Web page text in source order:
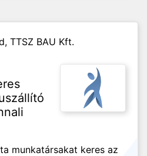
TTSZ BAU Kft.
munkatársakat keres az